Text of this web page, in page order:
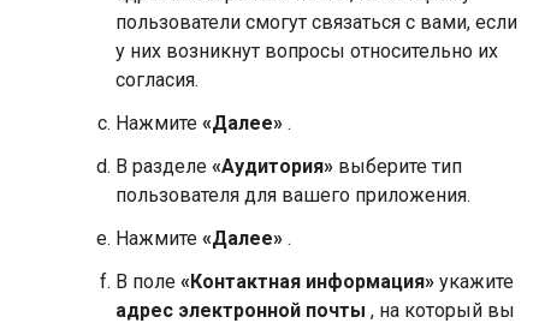
пользователи смогут связаться с вами, если
у них возникнут вопросы относительно их
согласия.
Нажмите «Далее» .
В разделе «Аудитория» выберите тип
пользователя для вашего приложения.
Нажмите «Далее» .
В поле «Контактная информация» укажите
адрес электронной почты , на который вы